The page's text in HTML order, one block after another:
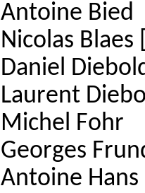
Antoine Bied
Nicolas
Daniel
Laurent
Michel Fohr
Georges
Antoine Hans